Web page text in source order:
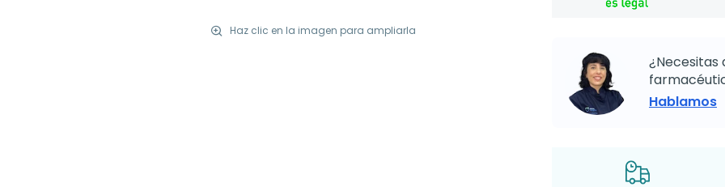
Haz clic en la imagen para ampliarla
¿Necesitas
Hablamos